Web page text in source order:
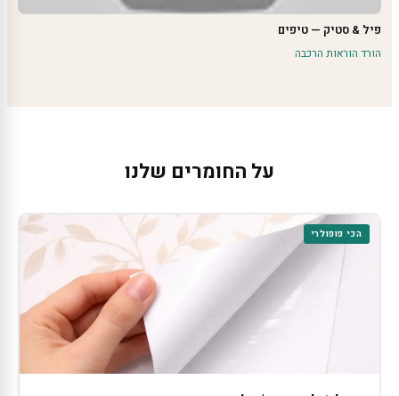
פיל & סטיק — טיפים
הורד הוראות הרכבה
על החומרים שלנו
הכי פופולרי